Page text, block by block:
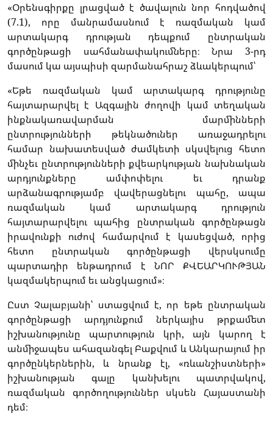
«Օրենսգիրքը լրացված է ծավալուն նոր հոդվածով
(7.1), որը մանրամասնում է ռազմական կամ
արտակարգ դրության դեպքում ընտրական
գործընթացի սահմանափակումները։ Նրա 3-րդ
մասում կա այսպիսի զարմանահրաշ ձևակերպում՝
«Եթե ռազմական կամ արտակարգ դրությունը
հայտարարվել է Ազգային ժողովի կամ տեղական
ինքնակառավարման մարմինների
ընտրությունների թեկնածուներ առաջադրելու
համար նախատեսված ժամկետի սկսվելուց հետո
մինչեւ ընտրությունների քվեարկության նախնական
արդյունքները ամփոփելու եւ դրանք
արձանագրությամբ վավերացնելու պահը, ապա
ռազմական կամ արտակարգ դրություն
հայտարարվելու պահից ընտրական գործընթացն
իրավունքի ուժով համարվում է կասեցված, որից
հետո ընտրական գործընթացի վերսկսումը
պարտադիր ենթադրում է ՆՈՐ ՔՎԵԱՐԿՈՒԹՅԱՆ
կազմակերպում եւ անցկացում»։
Ըստ Չալաբյանի՝ ստացվում է, որ եթե ընտրական
գործընթացի արդյունքում ներկայիս թրքամետ
իշխանությունը պարտություն կրի, այն կարող է
անմիջապես ահազանգել Բաքվում և Անկարայում իր
գործընկերներին, և նրանք էլ, «ռևանշիստների»
իշխանության գալը կանխելու պատրվակով,
ռազմական գործողություններ սկսեն Հայաստանի
դեմ։